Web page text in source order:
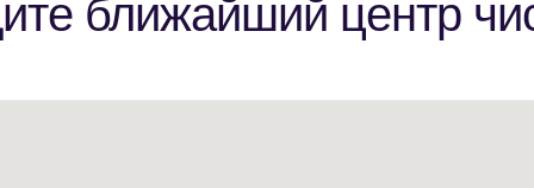
ближайший центр